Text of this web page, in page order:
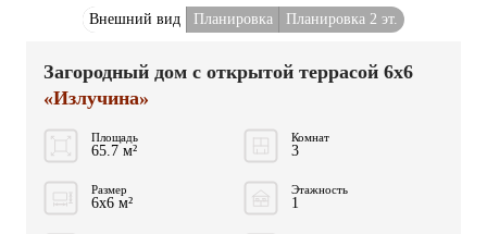
Внешний вид Планировка Планировка 2 эт.
Загородный дом с открытой террасой 6x6
«Излучина»
Площадь
65.7 м²
Комнат
3
Размер
6x6 м²
Этажность
1